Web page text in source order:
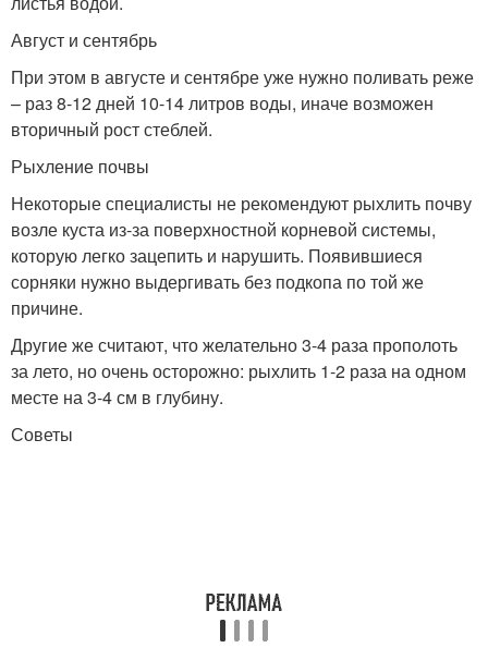
Август и сентябрь
При этом в августе и сентябре уже нужно поливать реже
– раз 8-12 дней 10-14 литров воды, иначе возможен
вторичный рост стеблей.
Рыхление почвы
Некоторые специалисты не рекомендуют рыхлить почву
возле куста из-за поверхностной корневой системы,
которую легко зацепить и нарушить. Появившиеся
сорняки нужно выдергивать без подкопа по той же
причине.
Другие же считают, что желательно 3-4 раза прополоть
за лето, но очень осторожно: рыхлить 1-2 раза на одном
месте на 3-4 см в глубину.
Советы